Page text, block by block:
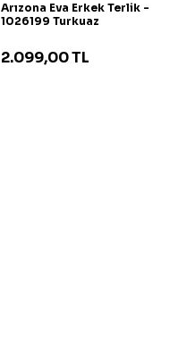
Arızona Eva Erkek Terlik -
1026199 Turkuaz
2.099,00TL